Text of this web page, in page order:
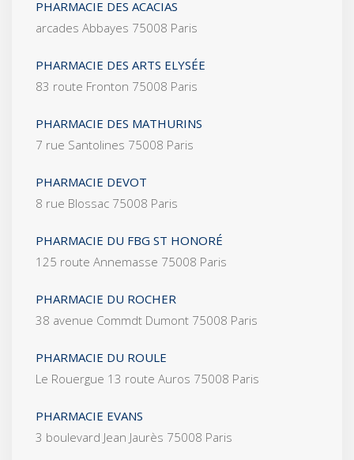
PHARMACIE DES ACACIAS
arcades Abbayes 75008 Paris
PHARMACIE DES ARTS ELYSÉE
83 route Fronton 75008 Paris
PHARMACIE DES MATHURINS
7 rue Santolines 75008 Paris
PHARMACIE DEVOT
8 rue Blossac 75008 Paris
PHARMACIE DU FBG ST HONORÉ
125 route Annemasse 75008 Paris
PHARMACIE DU ROCHER
38 avenue Commdt Dumont 75008 Paris
PHARMACIE DU ROULE
Le Rouergue 13 route Auros 75008 Paris
PHARMACIE EVANS
3 boulevard Jean Jaurès 75008 Paris